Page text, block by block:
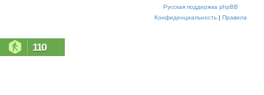
Русская поддержка phpBB
Конфиденциальность | Правила
110